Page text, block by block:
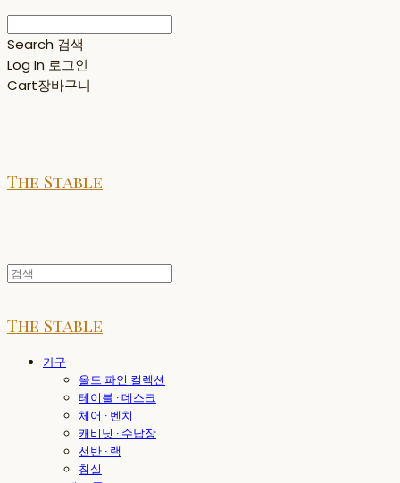
Search 검색
Log In 로그인
Cart장바구니
The Stable
The Stable
가구
올드 파인 컬렉션
테이블 · 데스크
체어 · 벤치
캐비닛 · 수납장
선반 · 랙
침실